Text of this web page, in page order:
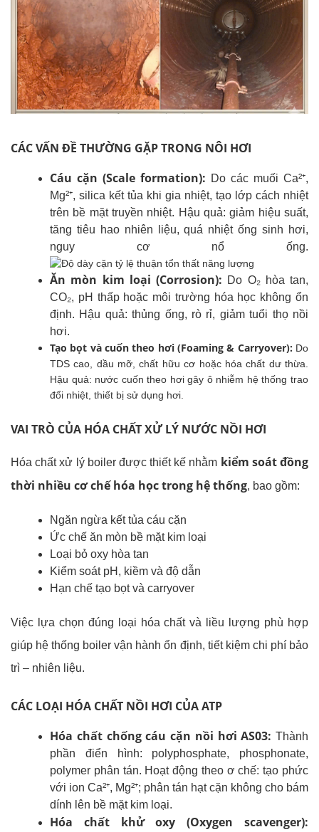
CÁC VẤN ĐỀ THƯỜNG GẶP TRONG NÔI HƠI
Cáu cặn (Scale formation): Do các muối Ca²⁺,
Mg²⁺, silica kết tủa khi gia nhiệt, tạo lớp cách nhiệt
trên bề mặt truyền nhiệt. Hậu quả: giảm hiệu suất,
tăng tiêu hao nhiên liệu, quá nhiệt ống sinh hơi,
nguy cơ nổ ống.
Ăn mòn kim loại (Corrosion): Do O₂ hòa tan,
CO₂, pH thấp hoặc môi trường hóa học không ổn
định. Hậu quả: thủng ống, rò rỉ, giảm tuổi thọ nồi
hơi.
Tạo bọt và cuốn theo hơi (Foaming & Carryover): Do
TDS cao, dầu mỡ, chất hữu cơ hoặc hóa chất dư thừa.
Hậu quả: nước cuốn theo hơi gây ô nhiễm hệ thống trao
đổi nhiệt, thiết bị sử dụng hơi.
VAI TRÒ CỦA HÓA CHẤT XỬ LÝ NƯỚC NỒI HƠI
Hóa chất xử lý boiler được thiết kế nhằm kiểm soát đồng
thời nhiều cơ chế hóa học trong hệ thống, bao gồm:
Ngăn ngừa kết tủa cáu cặn
Ức chế ăn mòn bề mặt kim loại
Loại bỏ oxy hòa tan
Kiểm soát pH, kiềm và độ dẫn
Hạn chế tạo bọt và carryover
Việc lựa chọn đúng loại hóa chất và liều lượng phù hợp
giúp hệ thống boiler vận hành ổn định, tiết kiệm chi phí bảo
trì – nhiên liệu.
CÁC LOẠI HÓA CHẤT NỒI HƠI CỦA ATP
Hóa chất chống cáu cặn nồi hơi AS03: Thành
phần điển hình: polyphosphate, phosphonate,
polymer phân tán. Hoạt động theo ơ chế: tạo phức
với ion Ca²⁺, Mg²⁺; phân tán hạt cặn không cho bám
dính lên bề mặt kim loại.
Hóa chất khử oxy (Oxygen scavenger):